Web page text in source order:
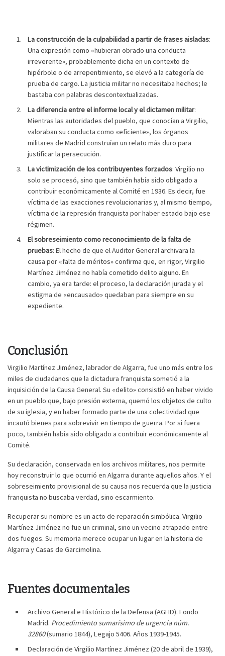
La construcción de la culpabilidad a partir de frases aisladas:
Una expresión como «hubieran obrado una conducta
irreverente», probablemente dicha en un contexto de
hipérbole o de arrepentimiento, se elevó a la categoría de
prueba de cargo. La justicia militar no necesitaba hechos; le
bastaba con palabras descontextualizadas.
La diferencia entre el informe local y el dictamen militar:
Mientras las autoridades del pueblo, que conocían a Virgilio,
valoraban su conducta como «eficiente», los órganos
militares de Madrid construían un relato más duro para
justificar la persecución.
La victimización de los contribuyentes forzados: Virgilio no
solo se procesó, sino que también había sido obligado a
contribuir económicamente al Comité en 1936. Es decir, fue
víctima de las exacciones revolucionarias y, al mismo tiempo,
víctima de la represión franquista por haber estado bajo ese
régimen.
El sobreseimiento como reconocimiento de la falta de
pruebas: El hecho de que el Auditor General archivara la
causa por «falta de méritos» confirma que, en rigor, Virgilio
Martínez Jiménez no había cometido delito alguno. En
cambio, ya era tarde: el proceso, la declaración jurada y el
estigma de «encausado» quedaban para siempre en su
expediente.
Conclusión
Virgilio Martínez Jiménez, labrador de Algarra, fue uno más entre los
miles de ciudadanos que la dictadura franquista sometió a la
inquisición de la Causa General. Su «delito» consistió en haber vivido
en un pueblo que, bajo presión externa, quemó los objetos de culto
de su iglesia, y en haber formado parte de una colectividad que
incautó bienes para sobrevivir en tiempo de guerra. Por si fuera
poco, también había sido obligado a contribuir económicamente al
Comité.
Su declaración, conservada en los archivos militares, nos permite
hoy reconstruir lo que ocurrió en Algarra durante aquellos años. Y el
sobreseimiento provisional de su causa nos recuerda que la justicia
franquista no buscaba verdad, sino escarmiento.
Recuperar su nombre es un acto de reparación simbólica. Virgilio
Martínez Jiménez no fue un criminal, sino un vecino atrapado entre
dos fuegos. Su memoria merece ocupar un lugar en la historia de
Algarra y Casas de Garcimolina.
Fuentes documentales
Archivo General e Histórico de la Defensa (AGHD). Fondo
Madrid. Procedimiento sumarísimo de urgencia núm.
32860(sumario 1844), Legajo 5406. Años 1939-1945.
Declaración de Virgilio Martínez Jiménez (20 de abril de 1939),